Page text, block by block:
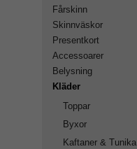
Fårskinn
Skinnväskor
Presentkort
Accessoarer
Belysning
Kläder
Toppar
Byxor
Kaftaner & Tunika